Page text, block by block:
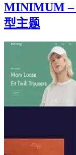
MINIMUM –
型主题